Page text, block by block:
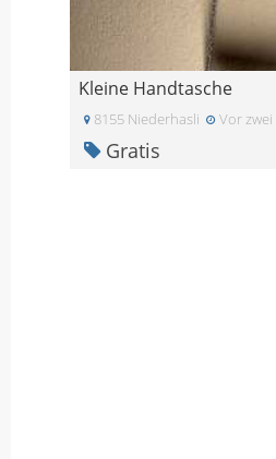
Kleine Handtasche
8155 Niederhasli Vor
Gratis